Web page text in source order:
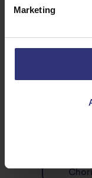
Marketing